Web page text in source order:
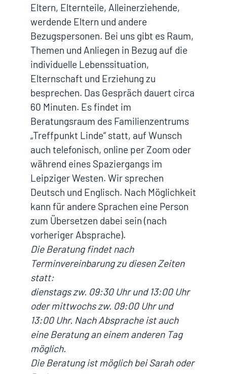
Eltern, Elternteile, Alleinerziehende,
werdende Eltern und andere
Bezugspersonen. Bei uns gibt es Raum,
Themen und Anliegen in Bezug auf die
individuelle Lebenssituation,
Elternschaft und Erziehung zu
besprechen. Das Gespräch dauert circa
60 Minuten. Es findet im
Beratungsraum des Familienzentrums
„Treffpunkt Linde“ statt, auf Wunsch
auch telefonisch, online per Zoom oder
während eines Spaziergangs im
Leipziger Westen. Wir sprechen
Deutsch und Englisch. Nach Möglichkeit
kann für andere Sprachen eine Person
zum Übersetzen dabei sein (nach
vorheriger Absprache).
Die Beratung findet nach
Terminvereinbarung zu diesen Zeiten
statt:
dienstags zw. 09:30 Uhr und 13:00 Uhr
oder mittwochs zw. 09:00 Uhr und
13:00 Uhr. Nach Absprache ist auch
eine Beratung an einem anderen Tag
möglich.
Die Beratung ist möglich bei Sarah oder